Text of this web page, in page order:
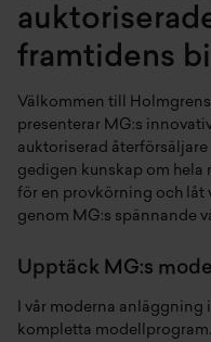
framtidens
Välkommen till
presenterar MG:s
auktoriserad
gedigen kunskap om hela
för en provkörning och låt
genom MG:s spännande
Upptäck MG:s
I vår moderna anläggning
kompletta